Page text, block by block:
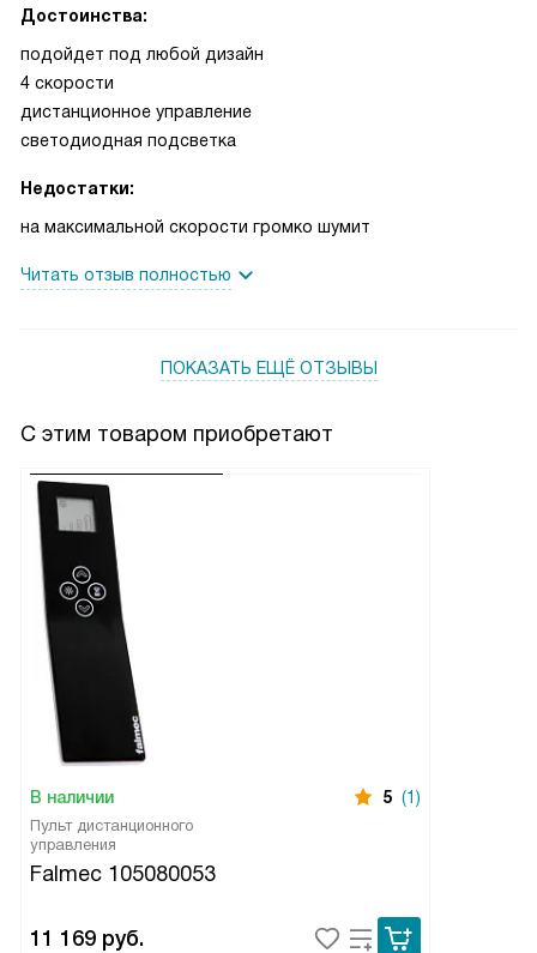
Достоинства:
подойдет под любой дизайн
4 скорости
дистанционное управление
светодиодная подсветка
Недостатки:
на максимальной скорости громко шумит
Читать отзыв полностью
ПОКАЗАТЬ ЕЩЁ ОТЗЫВЫ
С этим товаром приобретают
В наличии 5 (1)
Пульт дистанционного
управления
Falmec 105080053
11 169 руб.